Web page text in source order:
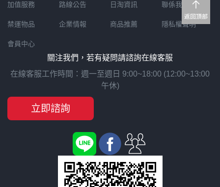
加值服務
禁運物品
會員中心
路線公告
企業情報
日淘資訊
商品推薦
聯係我們
隱私權聲明
關注我們，若有疑問請諮詢在線客服
在線客服工作時間：週一至週日 9:00~18:00 (12:00~13:00
午休)
立即諮詢